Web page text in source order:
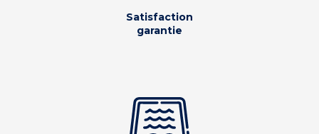
Satisfaction
garantie